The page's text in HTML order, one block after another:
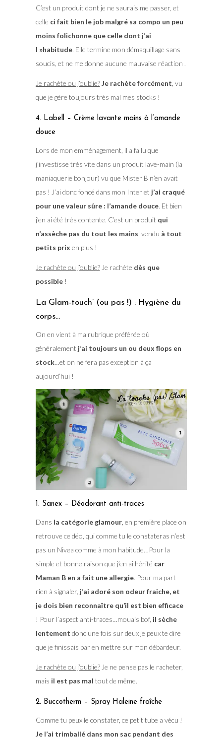
C’est un produit dont je ne saurais me passer, et
celle ci fait bien le job malgré sa compo un peu
moins folichonne que celle dont j’ai
l »habitude. Elle termine mon démaquillage sans
soucis, et ne me donne aucune mauvaise réaction .
Je rachète ou j’oublie? Je rachète forcément, vu
que je gère toujours très mal mes stocks !
4. Labell – Crème lavante mains à l’amande
douce
Lors de mon emménagement, il a fallu que
j’investisse très vite dans un produit lave-main (la
maniaquerie bonjour) vu que Mister B n’en avait
pas ! J’ai donc foncé dans mon Inter et j’ai craqué
pour une valeur sûre : l’amande douce. Et bien
j’en ai été très contente. C’est un produit qui
n’assèche pas du tout les mains, vendu à tout
petits prix en plus !
Je rachète ou j’oublie?Je rachète dès que
possible!
La Glam-touch’ (ou pas !) : Hygiène du
corps…
On en vient à ma rubrique préférée où
généralement j’ai toujours un ou deux flops en
stock…et on ne fera pas exception à ça
aujourd’hui !
1. Sanex – Déodorant anti-traces
Dans la catégorie glamour, en première place on
retrouve ce déo, qui comme tu le constateras n’est
pas un Nivea comme à mon habitude…Pour la
simple et bonne raison que j’en ai hérité car
Maman B en a fait une allergie. Pour ma part
rien à signaler, j’ai adoré son odeur fraiche, et
je dois bien reconnaître qu’il est bien efficace
! Pour l’aspect anti-traces…mouais bof, il sèche
lentement donc une fois sur deux je peux te dire
que je finissais par en mettre sur mon débardeur.
Je rachète ou j’oublie?Je ne pense pas le racheter,
mais il est pas mal tout de même.
2. Buccotherm – Spray Haleine fraîche
Comme tu peux le constater, ce petit tube a vécu !
Je l’ai trimballé dans mon sac pendant des